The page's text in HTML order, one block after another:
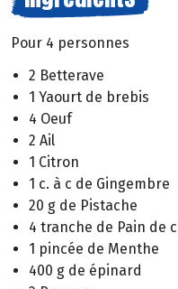
Pour 4 personnes
2 Betterave
1 Yaourt de brebis
4 Oeuf
2 Ail
1 Citron
1 c. à c de Gingembre
20 g de Pistache
4 tranche de Pain de
1 pincée de Menthe
400 g de épinard